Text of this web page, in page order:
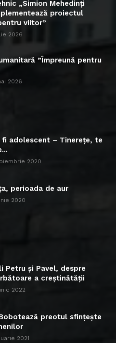
„Simion Mehedinți
proiectul
viitor”
2026
”Împreună pentru
2026
fi adolescent – Tinerețe, te
2020
perioada de aur
2020
Petru și Pavel, despre
a creștinătății
2022
preotul sfințește
2021